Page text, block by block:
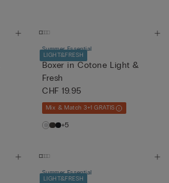
LIGHT&FRESH
Summer Essential
Boxer in Cotone Light &
Fresh
CHF 19.95
Mix & Match 3+1 GRATIS
+5
LIGHT&FRESH
Summer Essential